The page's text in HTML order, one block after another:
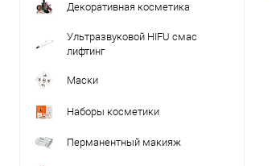
Декоративная косметика
Ультразвуковой HIFU смас
лифтинг
Маски
Наборы косметики
Перманентный макияж